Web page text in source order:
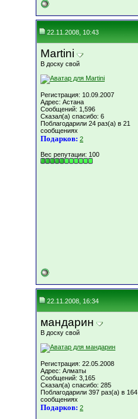
22.11.2008, 10:43
Martini
В доску свой
Регистрация: 10.09.2007
Адрес: Астана
Сообщений: 1,596
Сказал(а) спасибо: 6
Поблагодарили 24 раз(а) в 21
сообщениях
Подарков: 2
Вес репутации: 100
22.11.2008, 16:34
мандарин
В доску свой
Регистрация: 22.05.2008
Адрес: Алматы
Сообщений: 3,165
Сказал(а) спасибо: 285
Поблагодарили 397 раз(а) в 164
сообщениях
Подарков: 2